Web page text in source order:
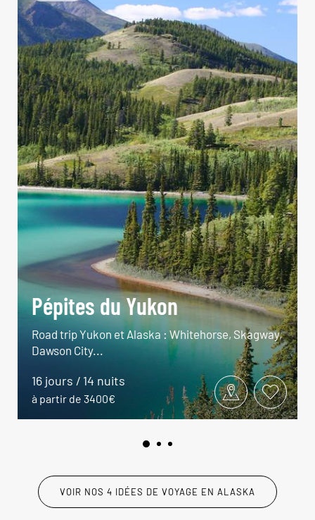
Pépites du Yukon
Road trip Yukon et Alaska : Whitehorse, Skagway,
Dawson City...
16 jours / 14 nuits
à partir de 3400€
VOIR NOS 4 IDÉES DE VOYAGE EN ALASKA